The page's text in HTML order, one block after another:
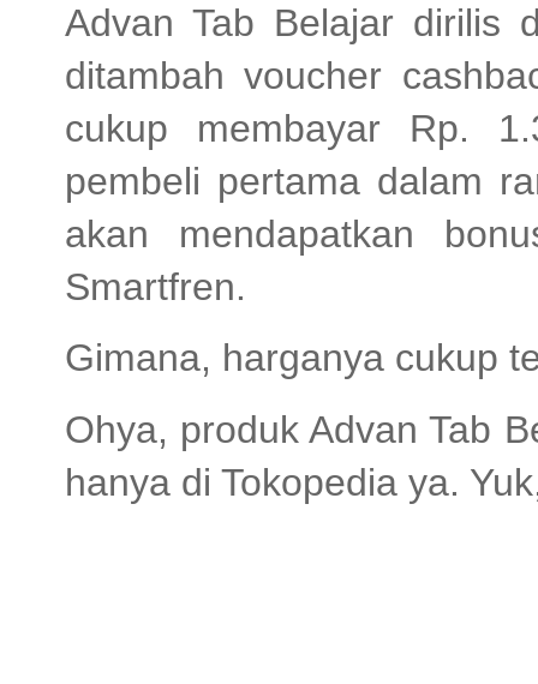
Advan Tab Belajar dirilis
ditambah voucher
cukup membayar Rp.
pembeli pertama dalam
akan mendapatkan
Smartfren.
Gimana, harganya cukup
Ohya, produk Advan Tab
hanya di Tokopedia ya.